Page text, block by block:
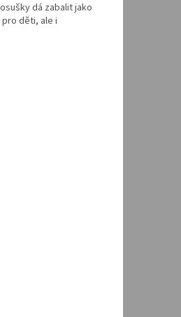
dá zabalit jako
děti, ale i